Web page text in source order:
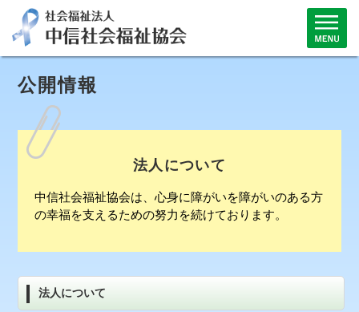
公開情報
法人について
中信社会福祉協会は、心身に障がいを障がいのある方
の幸福を支えるための努力を続けております。
法人について